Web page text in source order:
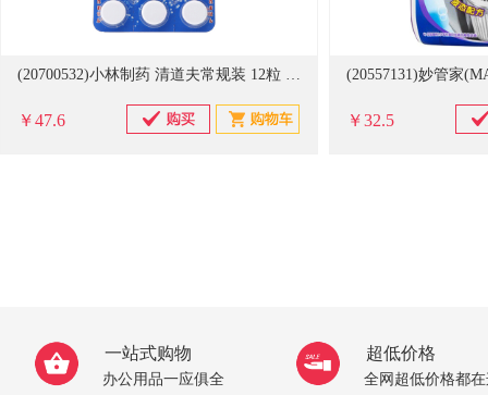
(20700532)小林制药 清道夫常规装 12粒 管道疏通剂(单位：件)
￥47.6 ￥32.5
一站式购物
办公用品一应俱全
超低价格
全网超低价格都